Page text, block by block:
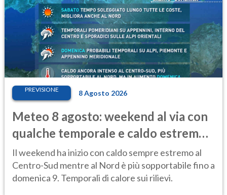
PREVISIONE 8 Agosto 2026
Meteo 8 agosto: weekend al via con
qualche temporale e caldo estremo
al Centro-Sud
Il weekend ha inizio con caldo sempre estremo al
Centro-Sud mentre al Nord è più sopportabile fino a
domenica 9. Temporali di calore sui rilievi.